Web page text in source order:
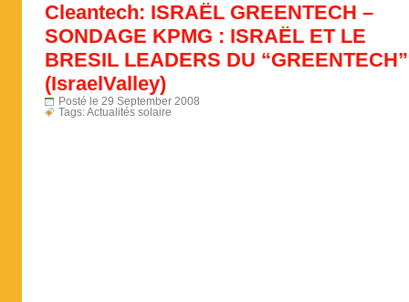
Cleantech: ISRAËL GREENTECH –
SONDAGE KPMG : ISRAËL ET LE
BRESIL LEADERS DU “GREENTECH”
(IsraelValley)
Posté le 29 September 2008
Tags:Actualités solaire